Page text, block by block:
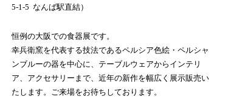
5-1-5 なんば駅直結）
恒例の大阪での食器展です。
幸兵衛窯を代表する技法であるペルシア色絵・ペルシャ
ンブルーの器を中心に、テーブルウェアからインテリ
ア、アクセサリーまで、近年の新作を幅広く展示販売い
たします。ご来場をお待ちしております。